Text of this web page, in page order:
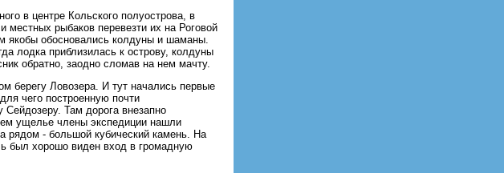
в центре Кольского полуострова, в
местных рыбаков перевезти их на Роговой
якобы обосновались колдуны и шаманы.
лодка приблизилась к острову, колдуны
обратно, заодно сломав на нем мачту.
берегу Ловозера. И тут начались первые
чего построенную почти
Там дорога внезапно
ущелье члены экспедиции нашли
рядом - большой кубический камень. На
был хорошо виден вход в громадную